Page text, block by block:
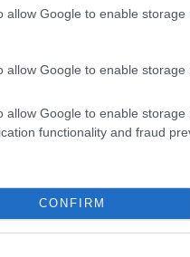
allow Google to enable
allow Google to enable storage
allow Google to enable
functionality and fraud
CONFIRM